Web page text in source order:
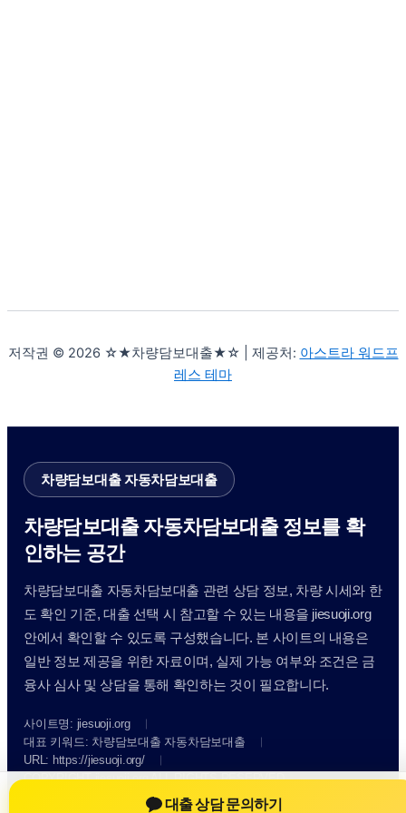
저작권 © 2026 ☆★차량담보대출★☆ | 제공처: 아스트라 워드프
레스 테마
차량담보대출 자동차담보대출
차량담보대출 자동차담보대출 정보를 확
인하는 공간
차량담보대출 자동차담보대출 관련 상담 정보, 차량 시세와 한
도 확인 기준, 대출 선택 시 참고할 수 있는 내용을 jiesuoji.org
안에서 확인할 수 있도록 구성했습니다. 본 사이트의 내용은
일반 정보 제공을 위한 자료이며, 실제 가능 여부와 조건은 금
융사 심사 및 상담을 통해 확인하는 것이 필요합니다.
사이트명: jiesuoji.org
대표 키워드: 차량담보대출 자동차담보대출
URL: https://jiesuoji.org/
COPYRIGHT jiesuoji.org ALL RIGHTS RESERVED
대출 상담 문의하기